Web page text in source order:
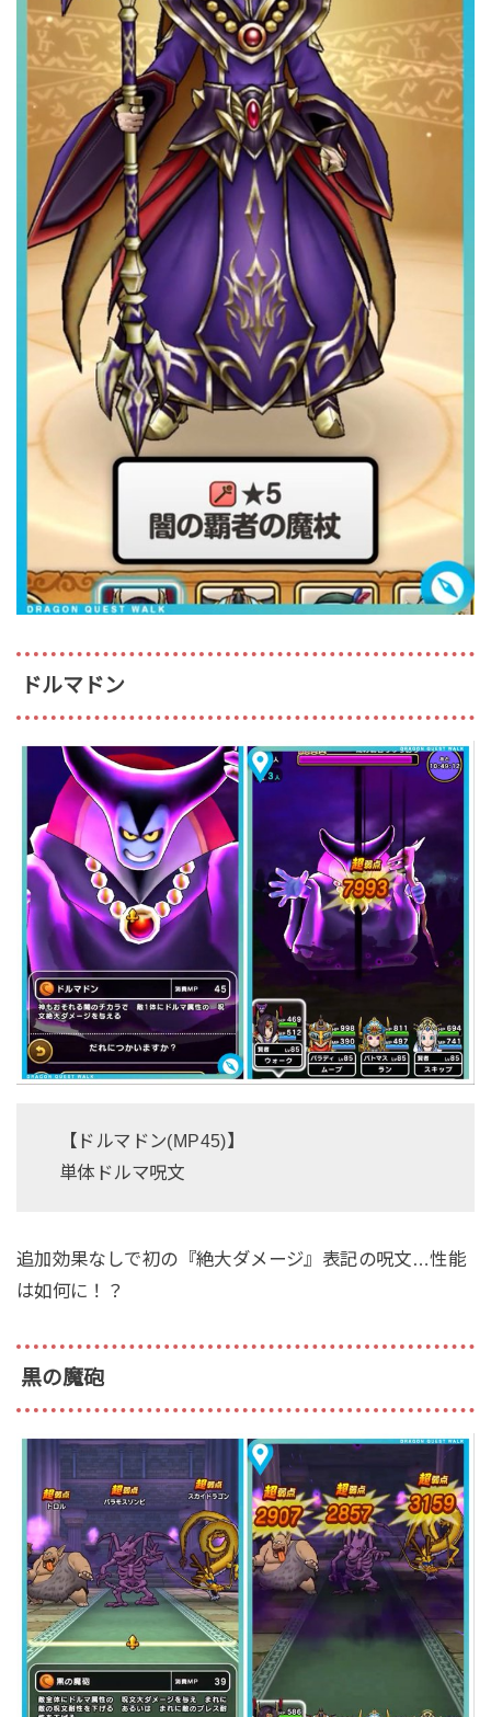
ドルマドン
【ドルマドン(MP45)】
単体ドルマ呪文
追加効果なしで初の『絶大ダメージ』表記の呪文…性能
は如何に！？
黒の魔砲